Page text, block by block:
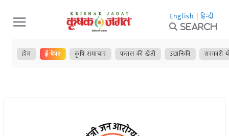
Skip
to
content
English | हिन्दी
Search
होम ई-पेपर कृषि समाचार फसल की खेती उद्यानिकी सरकारी